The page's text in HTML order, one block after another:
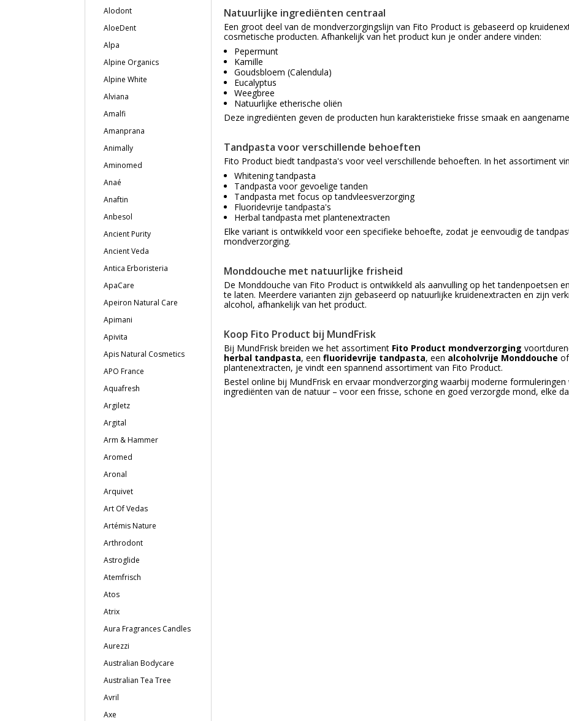
Alodont
AloeDent
Alpa
Alpine Organics
Alpine White
Alviana
Amalfi
Amanprana
Animally
Aminomed
Anaé
Anaftin
Anbesol
Ancient Purity
Ancient Veda
Antica Erboristeria
ApaCare
Apeiron Natural Care
Apimani
Apivita
Apis Natural Cosmetics
APO France
Aquafresh
Argiletz
Argital
Arm & Hammer
Aromed
Aronal
Arquivet
Art Of Vedas
Artémis Nature
Arthrodont
Astroglide
Atemfrisch
Atos
Atrix
Aura Fragrances Candles
Aurezzi
Australian Bodycare
Australian Tea Tree
Avril
Axe
Natuurlijke ingrediënten centraal
Een groot deel van de mondverzorgingslijn van Fito Product is gebaseerd op
cosmetische producten. Afhankelijk van het product kun je onder andere vinden:
Pepermunt
Kamille
Goudsbloem (Calendula)
Eucalyptus
Weegbree
Natuurlijke etherische oliën
Deze ingrediënten geven de producten hun karakteristieke frisse smaak en
Tandpasta voor verschillende behoeften
Fito Product biedt tandpasta's voor veel verschillende behoeften. In het assortiment
Whitening tandpasta
Tandpasta voor gevoelige tanden
Tandpasta met focus op tandvleesverzorging
Fluoridevrije tandpasta's
Herbal tandpasta met plantenextracten
Elke variant is ontwikkeld voor een specifieke behoefte, zodat je eenvoudig de
mondverzorging.
Monddouche met natuurlijke frisheid
De Monddouche van Fito Product is ontwikkeld als aanvulling op het tandenpoetsen
te laten. Meerdere varianten zijn gebaseerd op natuurlijke kruidenextracten en zijn
alcohol, afhankelijk van het product.
Koop Fito Product bij MundFrisk
Bij MundFrisk breiden we het assortiment Fito Product mondverzorging
herbal tandpasta, een fluoridevrije tandpasta, een alcoholvrije Monddouche
plantenextracten, je vindt een spannend assortiment van Fito Product.
Bestel online bij MundFrisk en ervaar mondverzorging waarbij moderne
ingrediënten van de natuur – voor een frisse, schone en goed verzorgde mond, elke